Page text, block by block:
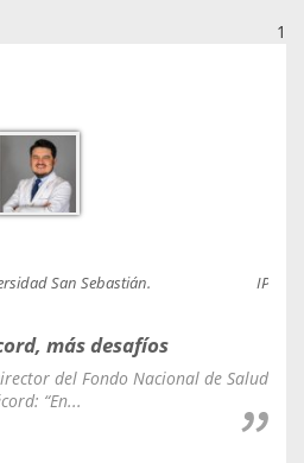
1
San Sebastián.
más desafíos
del Fondo Nacional de Salud
“En...